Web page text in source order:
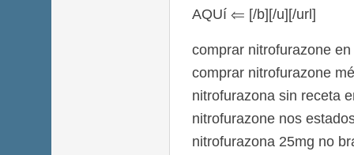
AQUí ⇐ [/b][/u][/url]
comprar nitrofurazone
comprar nitrofurazone
nitrofurazona sin receta
nitrofurazone nos
nitrofurazona 25mg no